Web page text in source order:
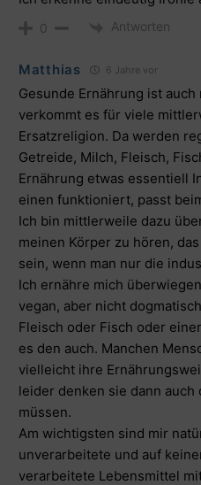
0 Antworten
Matthias 6 Jahre vor
Gesunde Ernährung ist
verkommt es für viele
Ersatzreligion. Da werden
Getreide, Milch, Fleisch,
Ernährung etwas essentiell
einen funktioniert, passt
Ich bin mittlerweile dazu
meinen Körper zu hören,
sein, wenn man nur die
Ich ernähre mich
vegan, aber nicht
Fleisch oder Fisch oder
es den auch. Manchen
vielleicht ihre
leider denken sie dann
müssen.
Am wichtigsten sind mir
unverarbeitete und auf
verarbeitete Lebensmittel